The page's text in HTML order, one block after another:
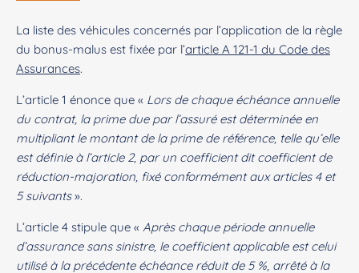
La liste des véhicules concernés par l’application de la règle
du bonus-malus est fixée par l’article A 121-1 du Code des
Assurances.
L’article 1 énonce que « Lors de chaque échéance annuelle
du contrat, la prime due par l’assuré est déterminée en
multipliant le montant de la prime de référence, telle qu’elle
est définie à l’article 2, par un coefficient dit coefficient de
réduction-majoration, fixé conformément aux articles 4 et
5 suivants».
L’article 4 stipule que « Après chaque période annuelle
d’assurance sans sinistre, le coefficient applicable est celui
utilisé à la précédente échéance réduit de 5 %, arrêté à la